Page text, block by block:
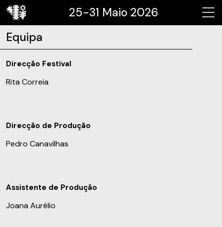
25-31 Maio 2026
Equipa
Direcção Festival
Rita Correia
Direcção de Produção
Pedro Canavilhas
Assistente de Produção
Joana Aurélio